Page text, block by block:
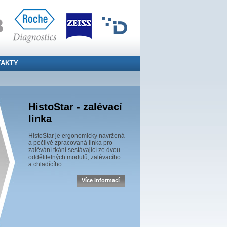
HistoStar - zalévací
linka
HistoStar je ergonomicky navržená
a pečlivě zpracovaná linka pro
zalévání tkání sestávající ze dvou
oddělitelných modulů, zalévacího
a chladícího.
Více informací